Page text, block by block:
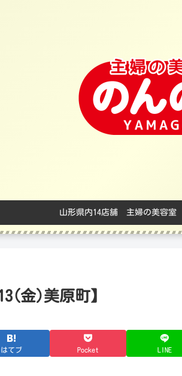
山形県内14店舗 主婦の美容室
金)美原町】
はてブ Pocket LINE